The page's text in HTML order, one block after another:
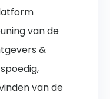
van de
&
van de